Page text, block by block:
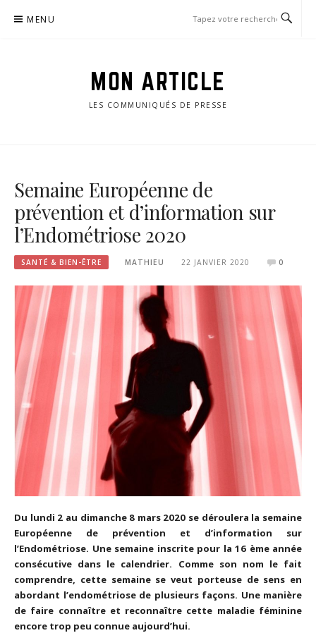
MENU
MON ARTICLE
LES COMMUNIQUÉS DE PRESSE
Semaine Européenne de
prévention et d’information sur
l’Endométriose 2020
SANTÉ & BIEN-ÊTRE MATHIEU 22 JANVIER 2020 0
Du lundi 2 au dimanche 8 mars 2020 se déroulera la semaine
Européenne de prévention et d’information sur
l’Endométriose. Une semaine inscrite pour la 16 ème année
consécutive dans le calendrier. Comme son nom le fait
comprendre, cette semaine se veut porteuse de sens en
abordant l’endométriose de plusieurs façons. Une manière
de faire connaître et reconnaître cette maladie féminine
encore trop peu connue aujourd’hui.